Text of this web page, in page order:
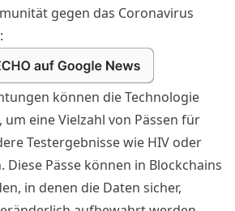
gegen das Coronavirus
können die Technologie
eine Vielzahl von Pässen für
Testergebnisse wie HIV oder
Diese Pässe können in Blockchains
in denen die Daten sicher,